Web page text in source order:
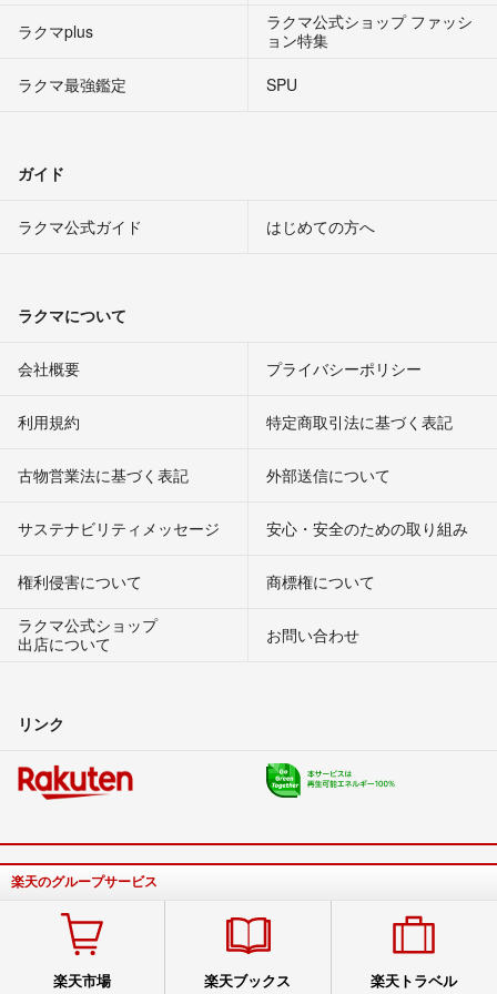
ラクマplus
ラクマ公式ショップ ファッシ
ョン特集
ラクマ最強鑑定
SPU
ガイド
ラクマ公式ガイド はじめての方へ
ラクマについて
会社概要 プライバシーポリシー
利用規約 特定商取引法に基づく表記
古物営業法に基づく表記 外部送信について
サステナビリティメッセージ 安心・安全のための取り組み
権利侵害について
商標権について
ラクマ公式ショップ
出店について
お問い合わせ
リンク
楽天のグループサービス
楽天市場 楽天ブックス 楽天トラベル